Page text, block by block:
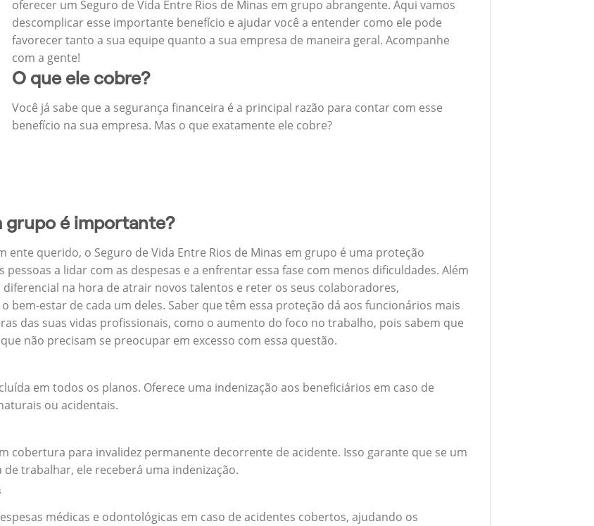
oferecer um Seguro de Vida Entre Rios de Minas em grupo abrangente. Aqui vamos
descomplicar esse importante benefício e ajudar você a entender como ele pode
favorecer tanto a sua equipe quanto a sua empresa de maneira geral. Acompanhe
com a gente!
O que ele cobre?
Você já sabe que a segurança financeira é a principal razão para contar com esse
benefício na sua empresa. Mas o que exatamente ele cobre?
grupo é importante?
ente querido, o Seguro de Vida Entre Rios de Minas em grupo é uma proteção
a lidar com as despesas e a enfrentar essa fase com menos dificuldades. Além
na hora de atrair novos talentos e reter os seus colaboradores,
bem-estar de cada um deles. Saber que têm essa proteção dá aos funcionários mais
das suas vidas profissionais, como o aumento do foco no trabalho, pois sabem que
não precisam se preocupar em excesso com essa questão.
em todos os planos. Oferece uma indenização aos beneficiários em caso de
ou acidentais.
cobertura para invalidez permanente decorrente de acidente. Isso garante que se um
trabalhar, ele receberá uma indenização.
médicas e odontológicas em caso de acidentes cobertos, ajudando os